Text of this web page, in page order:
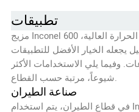
مزيج Inconel 600 الفريد من الاستقرار في درجات الحرارة العالية،
يجعله الخيار الأفضل للتطبيقات
وفيما يلي الاستخدامات الأكثر
شيوعاً، مرتبة حسب القطاع.
صناعة الطيران
في قطاع الطيران، يتم استخدام Inconel 600 في المكونات التي